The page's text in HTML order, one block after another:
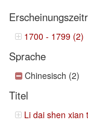
1700 - 1799 (2)
Sprache
Chinesisch (2)
Titel
Li dai shen xian